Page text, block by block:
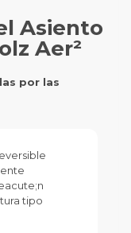
Asiento
Aer²
por las